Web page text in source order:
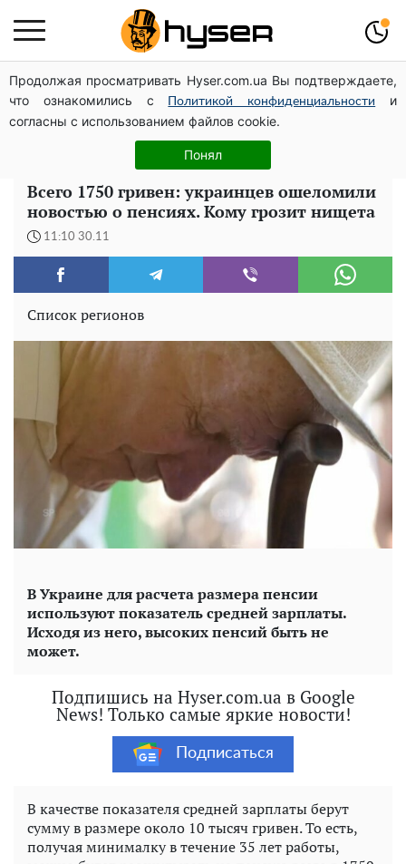
Продолжая просматривать Hyser.com.ua Вы подтверждаете,
что ознакомились с
Политикой конфиденциальности
и
согласны с использованием файлов cookie.
Понял
"Холостячка" Ксения Мишина перестаралась и
блеснула зоной бикини: слишком широко раздвинула
Жаль, что такое сейчас не делают для села: как
выглядел редкий ЗАЗ "Таврия" итальянской сборки
Всего 1750 гривен: украинцев ошеломили
новостью о пенсиях. Кому грозит нищета
11:10 30.11
Список регионов
В Украине для расчета размера пенсии
используют показатель средней зарплаты.
Исходя из него, высоких пенсий быть не
может.
Подпишись на Hyser.com.ua в Google
News! Только самые яркие новости!
Подписаться
В качестве показателя средней зарплаты берут
сумму в размере около 10 тысяч гривен. То есть,
получая минималку в течение 35 лет работы,